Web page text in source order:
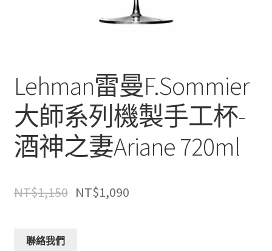
Lehman雷曼F.Sommier
大師系列機製手工杯-
酒神之妻Ariane 720ml
NT$1,150 NT$1,090
聯絡我們